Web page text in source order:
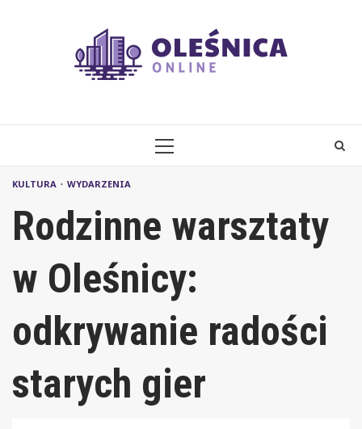
PRIMARY
KULTURA WYDARZENIA
Rodzinne warsztaty
w Oleśnicy:
odkrywanie radości
starych gier